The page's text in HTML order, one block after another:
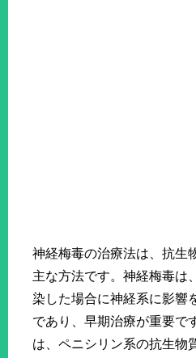
神経梅毒の治療法は、抗生
主な方法です。神経梅毒は
染した場合に神経系に影響
であり、早期治療が重要で
は、ペニシリン系の抗生物